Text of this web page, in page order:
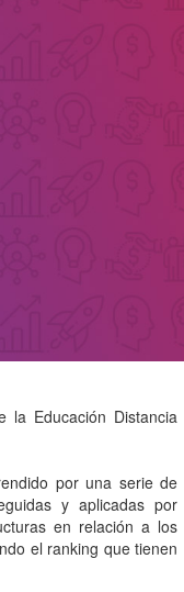
Educación Distancia
por una serie de
y aplicadas por
en relación a los
el ranking que tienen